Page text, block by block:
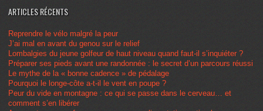
ARTICLES RÉCENTS
Reprendre le vélo malgré la peur
J’ai mal en avant du genou sur le relief
Lombalgies du jeune golfeur de haut niveau quand faut-il s’inquiéter ?
Préparer ses pieds avant une randonnée : le secret d’un parcours réussi
Le mythe de la « bonne cadence » de pédalage
Pourquoi le longe-côte a-t-il le vent en poupe ?
Peur du vide en montagne : ce qui se passe dans le cerveau… et
comment s’en libérer